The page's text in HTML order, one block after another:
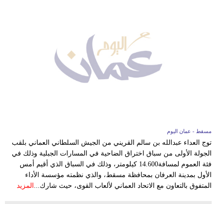
مسقط - عمان اليوم
توج العداء عبدالله بن سالم القريني من الجيش السلطاني العماني بلقب
الجولة الأولى من سباق اختراق الضاحية في المسارات الجبلية وذلك في
فئة العموم لمسافة14.600 كيلومتر، وذلك في السباق الذي أقيم أمس
الأول بمدينة العرفان بمحافظة مسقط، والذي نظمته مؤسسة الأداء
المتفوق بالتعاون مع الاتحاد العماني لألعاب القوى، حيث شارك...
المزيد